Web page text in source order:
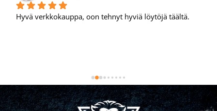
Hyvä verkkokauppa, oon tehnyt hyviä löytöjä täältä.